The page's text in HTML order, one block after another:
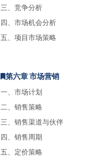
三、竞争分析
四、市场机会分析
五、项目市场策略
第六章 市场营销
一、市场计划
二、销售策略
三、销售渠道与伙伴
四、销售周期
五、定价策略